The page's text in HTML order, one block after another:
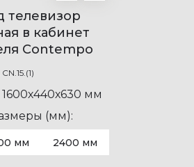
телевизор
в кабинет
Contempo
CN.15.(1)
1600х440х630 мм
(мм):
мм 2400 мм